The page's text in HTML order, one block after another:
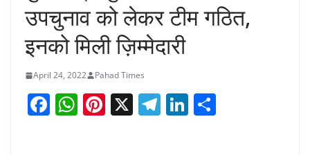
उपचुनाव को लेकर टीम गठित,
इनको मिली ज़िम्मेदारी
April 24, 2022 Pahad Times
F W Pi X T Li